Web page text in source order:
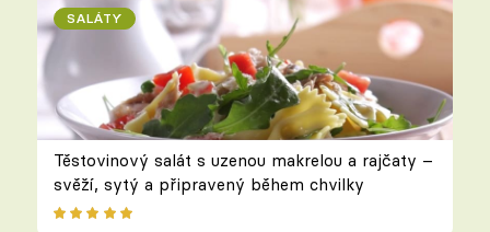
SALÁTY
Těstovinový salát s uzenou makrelou a rajčaty –
svěží, sytý a připravený během chvilky